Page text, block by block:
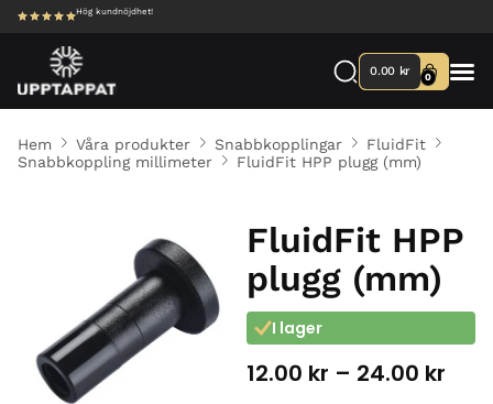
Hög kundnöjdhet!
0.00 kr 0
Hem Våra produkter Snabbkopplingar
FluidFit
Snabbkoppling millimeter
FluidFit HPP plugg (mm)
FluidFit HPP
plugg (mm)
I lager
12.00 kr